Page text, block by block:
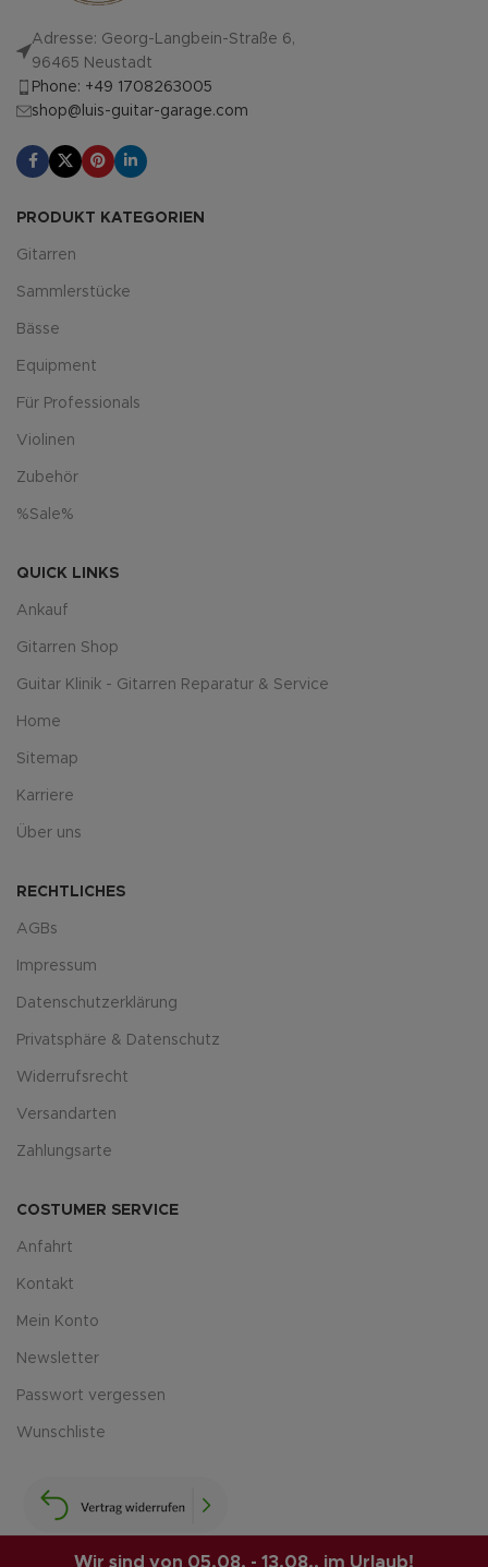
Wir sind von 05.08. - 13.08.. im Urlaub!
Adresse: Georg-Langbein-Straße 6,
96465 Neustadt
Phone: +49 1708263005
shop@luis-guitar-garage.com
PRODUKT KATEGORIEN
Gitarren
Sammlerstücke
Bässe
Equipment
Für Professionals
Violinen
Zubehör
%Sale%
QUICK LINKS
Ankauf
Gitarren Shop
Guitar Klinik - Gitarren Reparatur & Service
Home
Sitemap
Karriere
Über uns
RECHTLICHES
AGBs
Impressum
Datenschutzerklärung
Privatsphäre & Datenschutz
Widerrufsrecht
Versandarten
Zahlungsarte
COSTUMER SERVICE
Anfahrt
Kontakt
Mein Konto
Newsletter
Passwort vergessen
Wunschliste